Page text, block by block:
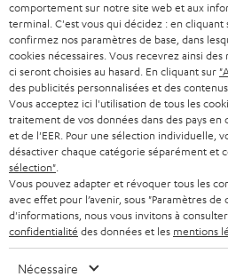
équipements ?
De nombreuses platines vinyles
DT 500 USB et le DUAL DT 250 USB, ont
Elles peuvent s’associer à tous les
Le préamplificateur intégré peut toutefois
Ainsi, si votre chaîne hifi possède une prise
notreKB 62 CD-RECEIVERde la série
désactiver le préamplificateur phono. Si
connexion phono, activez simplement
entrée RCA stéréo libre (par ex. "AUX IN").
platines et les amplificateurs du marché.
e
w
s
l
e
t
t
e
r
STEREO
SMART HOME
BLUETOOTH
CASQUES AUDIO
CASQUES BLUETOOTH AUDIO
SYSTEMES COMPLETS
ENCEINTES
PRESSE
B2B
BLOG
NEWSLETTER
MAGASINS
AVANTAGES D’ACHAT
L’HISTOIRE DE TEUFEL
AUTRICHE
SUISSE
PAYS-BAS
BELGIQUE
FRANCE
comportement sur notre site web et aux
terminal. C'est vous qui décidez : en cliquant
confirmez nos paramètres de base, dans
cookies nécessaires. Vous recevrez ainsi
ci seront choisies au hasard. En cliquant sur
des publicités personnalisées et des
Vous acceptez ici l'utilisation de tous les
traitement de vos données dans des pays
et de l'EER. Pour une sélection individuelle,
désactiver chaque catégorie séparément et
sélection"
Vous pouvez adapter et révoquer tous les
avec effet pour l’avenir, sous "Paramètres de
d'informations, nous vous invitons à
confidentialité des données et les mentions
Nécessaire